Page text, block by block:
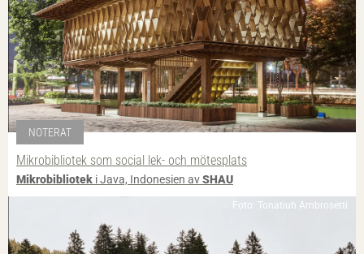
NOTERAT
Mikrobibliotek som social lek- och mötesplats
Mikrobibliotek i Java, Indonesien avSHAU
Foto: Tonatiuh Ambrosetti